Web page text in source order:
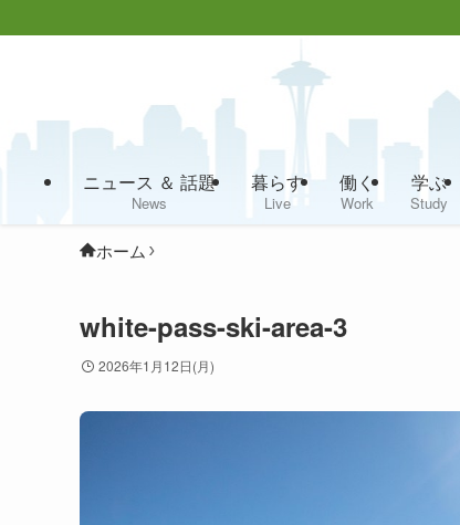
ニュース ＆ 話題
News
暮らす
Live
働く
Work
学ぶ
Study
ホーム
white-pass-ski-area-3
2026年1月12日(月)